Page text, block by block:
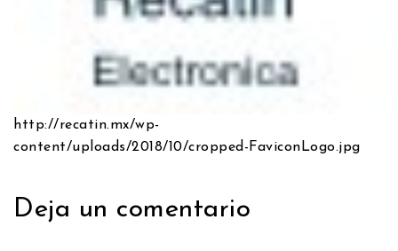
http://recatin.mx/wp-
content/uploads/2018/10/cropped-FaviconLogo.jpg
Deja un comentario